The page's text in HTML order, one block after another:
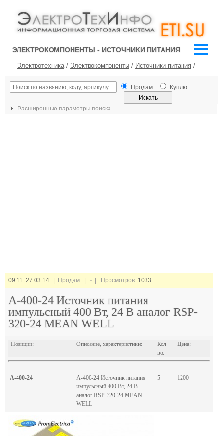
ЭЛЕКТРОКОМПОНЕНТЫ - ИСТОЧНИКИ ПИТАНИЯ
Электротехника/ Электрокомпоненты / Источники питания /
Продам Куплю
Расширенные параметры поиска
09:11 27.03.14 | Продам | - | Просмотров: 1033
A-400-24 Источник питания
импульсный 400 Вт, 24 В аналог RSP-
320-24 MEAN WELL
Позиции: Описание, характеристики:
Кол-
во:
Цена:
A-400-24
A-400-24 Источник питания
импульсный 400 Вт, 24 В
аналог RSP-320-24 MEAN
WELL
5 1200